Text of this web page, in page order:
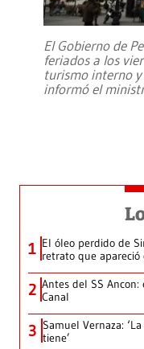
El Gobierno de
feriados a los
turismo interno
informó el
1 El óleo perdido de
retrato que apareció
2 Antes del SS
Canal
3 Samuel Vernaza:
tiene’